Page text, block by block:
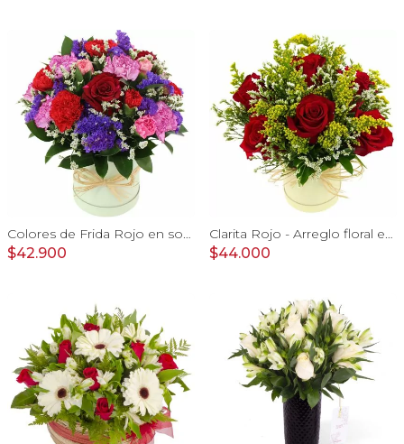
Colores de Frida Rojo en sombrerero - Arreglo floral con rosas, claveles, estate y limonium
$42.900
Clarita Rojo - Arreglo floral en sombrerero con rosas Rojo, limonium y vara de oro
$44.000